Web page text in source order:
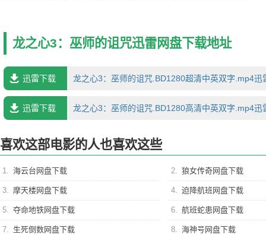
龙之心3：巫师的诅咒迅雷网盘下载地址
迅雷下载 龙之心3：巫师的诅咒.BD1280超清中英双字.mp4迅
迅雷下载 龙之心3：巫师的诅咒.BD1280高清中英双字.mp4迅
喜欢这部电影的人也喜欢这些
1. 海云台网盘下载 2. 狼女传奇网盘下载
3. 摩天楼网盘下载 4. 迫降航班网盘下载
5. 夺命地铁网盘下载 6. 航班蛇患网盘下载
7. 生死倒数网盘下载 8. 海神号网盘下载